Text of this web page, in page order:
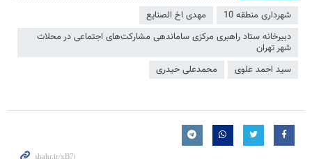
شهرداری منطقه 10
مهدی اخ الصنایع
دبیرخانه ستاد راهبری مرکزی ساماندهی مشارکت‌های اجتماعی در محلات
شهر تهران
سید احمد علوی
محمدعلی حیدری